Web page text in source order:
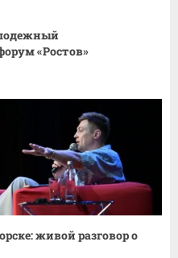
«Ростов»
живой разговор о